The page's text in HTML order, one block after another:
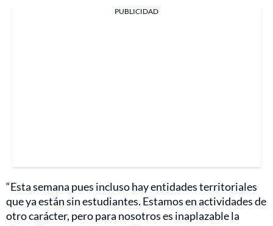
PUBLICIDAD
“Esta semana pues incluso hay entidades territoriales
que ya están sin estudiantes. Estamos en actividades de
otro carácter, pero para nosotros es inaplazable la